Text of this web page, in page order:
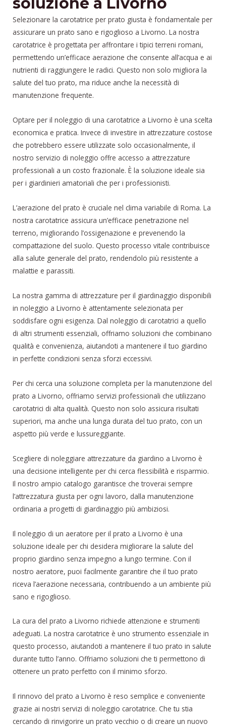
Selezionare la carotatrice per prato giusta è fondamentale per
assicurare un prato sano e rigoglioso a Livorno. La nostra
carotatrice è progettata per affrontare i tipici terreni romani,
permettendo un’efficace aerazione che consente all’acqua e ai
nutrienti di raggiungere le radici. Questo non solo migliora la
salute del tuo prato, ma riduce anche la necessità di
manutenzione frequente.
Optare per il noleggio di una carotatrice a Livorno è una scelta
economica e pratica. Invece di investire in attrezzature costose
che potrebbero essere utilizzate solo occasionalmente, il
nostro servizio di noleggio offre accesso a attrezzature
professionali a un costo frazionale. È la soluzione ideale sia
per i giardinieri amatoriali che per i professionisti.
L’aerazione del prato è cruciale nel clima variabile di Roma. La
nostra carotatrice assicura un’efficace penetrazione nel
terreno, migliorando l’ossigenazione e prevenendo la
compattazione del suolo. Questo processo vitale contribuisce
alla salute generale del prato, rendendolo più resistente a
malattie e parassiti.
La nostra gamma di attrezzature per il giardinaggio disponibili
in noleggio a Livorno è attentamente selezionata per
soddisfare ogni esigenza. Dal noleggio di carotatrici a quello
di altri strumenti essenziali, offriamo soluzioni che combinano
qualità e convenienza, aiutandoti a mantenere il tuo giardino
in perfette condizioni senza sforzi eccessivi.
Per chi cerca una soluzione completa per la manutenzione del
prato a Livorno, offriamo servizi professionali che utilizzano
carotatrici di alta qualità. Questo non solo assicura risultati
superiori, ma anche una lunga durata del tuo prato, con un
aspetto più verde e lussureggiante.
Scegliere di noleggiare attrezzature da giardino a Livorno è
una decisione intelligente per chi cerca flessibilità e risparmio.
Il nostro ampio catalogo garantisce che troverai sempre
l’attrezzatura giusta per ogni lavoro, dalla manutenzione
ordinaria a progetti di giardinaggio più ambiziosi.
Il noleggio di un aeratore per il prato a Livorno è una
soluzione ideale per chi desidera migliorare la salute del
proprio giardino senza impegno a lungo termine. Con il
nostro aeratore, puoi facilmente garantire che il tuo prato
riceva l’aerazione necessaria, contribuendo a un ambiente più
sano e rigoglioso.
La cura del prato a Livorno richiede attenzione e strumenti
adeguati. La nostra carotatrice è uno strumento essenziale in
questo processo, aiutandoti a mantenere il tuo prato in salute
durante tutto l’anno. Offriamo soluzioni che ti permettono di
ottenere un prato perfetto con il minimo sforzo.
Il rinnovo del prato a Livorno è reso semplice e conveniente
grazie ai nostri servizi di noleggio carotatrice. Che tu stia
cercando di rinvigorire un prato vecchio o di creare un nuovo